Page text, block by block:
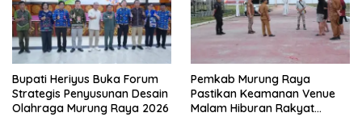
Bupati Heriyus Buka Forum
Strategis Penyusunan Desain
Olahraga Murung Raya 2026
Pemkab Murung Raya
Pastikan Keamanan Venue
Malam Hiburan Rakyat